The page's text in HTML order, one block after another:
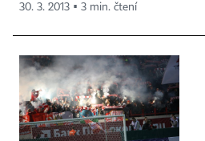
30. 3. 2013 ▪ 3 min. čtení